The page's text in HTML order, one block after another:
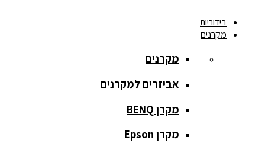
ידני
מסך הקרנה
מסך הקרנה
קבוע
בידוריות
מקרנים
מקרנים
אביזרים למקרנים
מקרן BENQ
מקרן Epson